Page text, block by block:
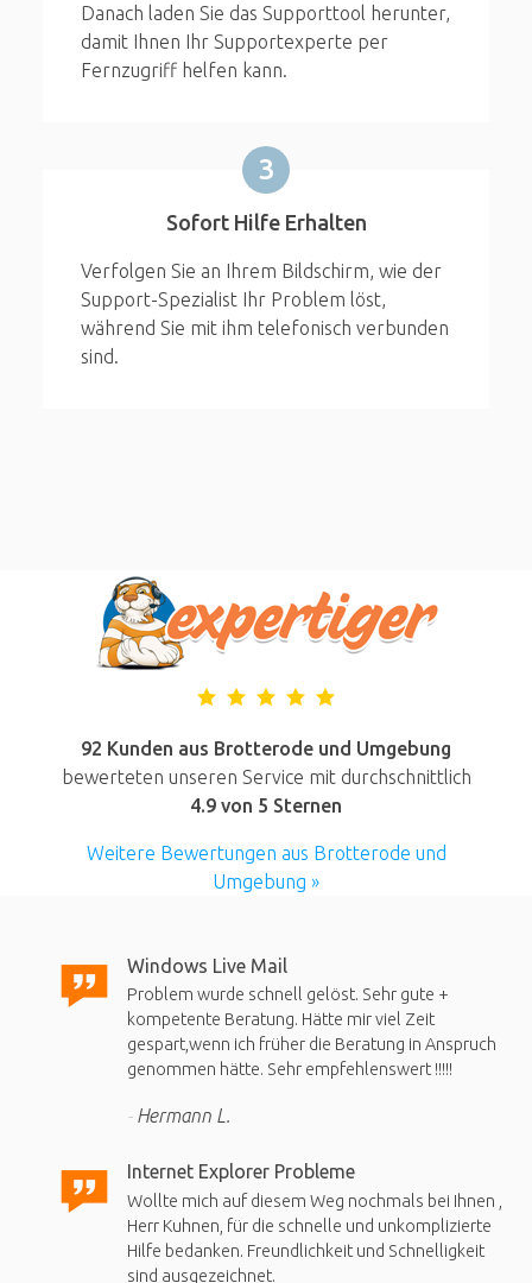
Danach laden Sie das Supporttool herunter,
damit Ihnen Ihr Supportexperte per
Fernzugriff helfen kann.
3
Sofort Hilfe Erhalten
Verfolgen Sie an Ihrem Bildschirm, wie der
Support-Spezialist Ihr Problem löst,
während Sie mit ihm telefonisch verbunden
sind.
92 Kunden aus Brotterode und Umgebung
bewerteten unseren Service mit durchschnittlich
4.9 von 5 Sternen
Weitere Bewertungen aus Brotterode und
Umgebung »
Windows Live Mail
Problem wurde schnell gelöst. Sehr gute +
kompetente Beratung. Hätte mir viel Zeit
gespart,wenn ich früher die Beratung in Anspruch
genommen hätte. Sehr empfehlenswert !!!!!
Hermann L.
Internet Explorer Probleme
Wollte mich auf diesem Weg nochmals bei Ihnen ,
Herr Kuhnen, für die schnelle und unkomplizierte
Hilfe bedanken. Freundlichkeit und Schnelligkeit
sind ausgezeichnet.